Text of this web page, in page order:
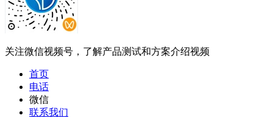
关注微信视频号，了解产品测试和方案介绍视频
首页
电话
微信
联系我们